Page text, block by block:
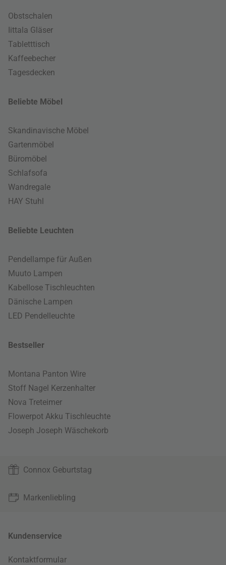
Obstschalen
Iittala Gläser
Tabletttisch
Kaffeebecher
Tagesdecken
Beliebte Möbel
Skandinavische Möbel
Gartenmöbel
Büromöbel
Schlafsofa
Wandregale
HAY Stuhl
Beliebte Leuchten
Pendellampe für Außen
Muuto Lampen
Kabellose Tischleuchten
Dänische Lampen
LED Pendelleuchte
Bestseller
Montana Panton Wire
Stoff Nagel Kerzenhalter
Nova Treteimer
Flowerpot Akku Tischleuchte
Joseph Joseph Wäschekorb
Connox Geburtstag
Markenliebling
Kundenservice
Kontaktformular